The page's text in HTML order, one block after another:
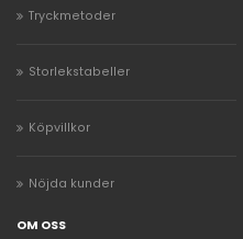
Tryckmetoder
Storlekstabeller
Köpvillkor
Nöjda kunder
OM OSS